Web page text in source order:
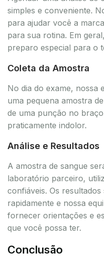
simples e conveniente.
para ajudar você a
para sua rotina. Em
preparo especial para o
Coleta da Amostra
No dia do exame, nossa
uma pequena amostra
de uma punção no
praticamente indolor.
Análise e Resultados
A amostra de sangue
laboratório parceiro,
confiáveis. Os
rapidamente e nossa
fornecer orientações e
que você possa ter.
Conclusão